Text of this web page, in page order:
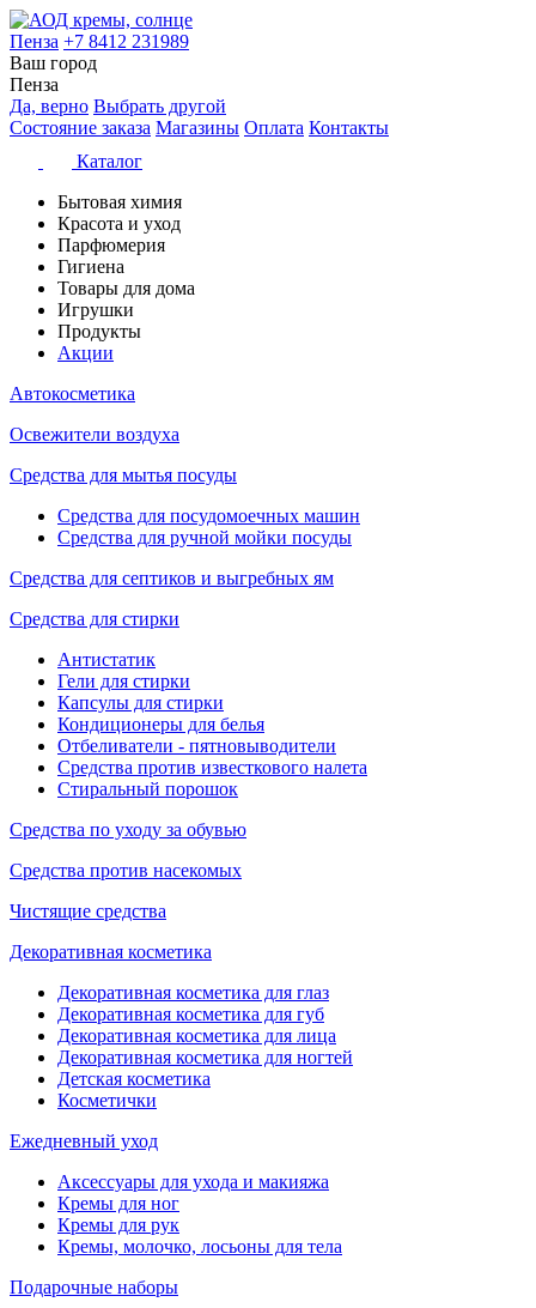
Пенза +7 8412 231989
Ваш город
Пенза
Да, верно Выбрать другой
Состояние заказа Магазины Оплата Контакты
Каталог
Бытовая химия
Красота и уход
Парфюмерия
Гигиена
Товары для дома
Игрушки
Продукты
Акции
Автокосметика
Освежители воздуха
Средства для мытья посуды
Средства для посудомоечных машин
Средства для ручной мойки посуды
Средства для септиков и выгребных ям
Средства для стирки
Антистатик
Гели для стирки
Капсулы для стирки
Кондиционеры для белья
Отбеливатели - пятновыводители
Средства против известкового налета
Стиральный порошок
Средства по уходу за обувью
Средства против насекомых
Чистящие средства
Декоративная косметика
Декоративная косметика для глаз
Декоративная косметика для губ
Декоративная косметика для лица
Декоративная косметика для ногтей
Детская косметика
Косметички
Ежедневный уход
Аксессуары для ухода и макияжа
Кремы для ног
Кремы для рук
Кремы, молочко, лосьоны для тела
Подарочные наборы